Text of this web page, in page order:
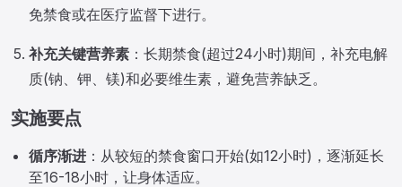
免禁食或在医疗监督下进行。
补充关键营养素 ：长期禁食(超过24小时)期间，补充电解
质(钠、钾、镁)和必要维生素，避免营养缺乏。
实施要点
循序渐进 ：从较短的禁食窗口开始(如12小时)，逐渐延长
至16-18小时，让身体适应。